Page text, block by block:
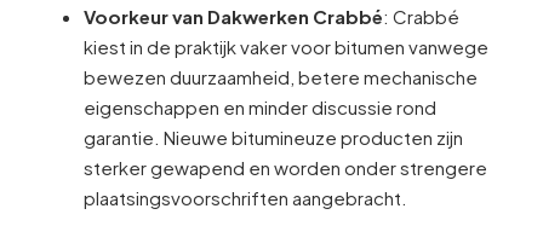
Voorkeur van Dakwerken Crabbé: Crabbé
kiest in de praktijk vaker voor bitumen vanwege
bewezen duurzaamheid, betere mechanische
eigenschappen en minder discussie rond
garantie. Nieuwe bitumineuze producten zijn
sterker gewapend en worden onder strengere
plaatsingsvoorschriften aangebracht.